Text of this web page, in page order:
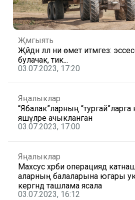
Җәмгыять
Җәйдән әллә ни өмет итмәгез:
булачак, тик...
03.07.2023, 17:20
Яңалыклар
“Ябалак”ларның “тургай”ларга
яшәүләре ачыкланган
03.07.2023, 17:00
Яңалыклар
Махсус хәрби операциядә
аларның балаларына югары
кергәндә ташлама ясала
03.07.2023, 16:12